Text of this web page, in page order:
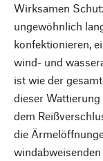
Wirksamen
ungewöhnlich
konfektionieren,
wind- und
ist wie der
dieser
dem
die